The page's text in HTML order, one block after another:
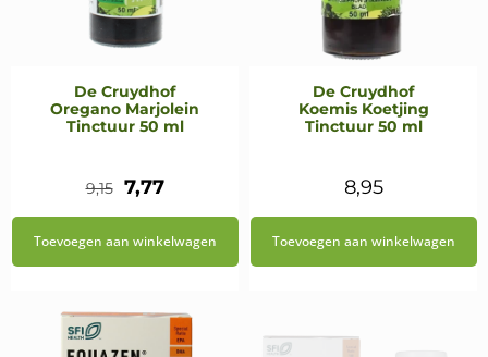
De Cruydhof
Oregano Marjolein
Tinctuur 50 ml
9,15 Oorspronkelijke
prijs
7,77Huidige
prijs
Toevoegen aan winkelwagen
De Cruydhof
Koemis Koetjing
Tinctuur 50 ml
8,95
Toevoegen aan winkelwagen